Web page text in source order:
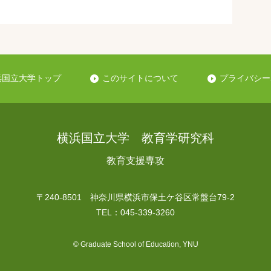
国立大学トップ このサイトについて プライバシ
横浜国立大学 教育学研究科
教育支援専攻
〒240-8501 神奈川県横浜市保土ケ谷区常盤台79-2
TEL：045-339-3260
© Graduate School of Education, YNU